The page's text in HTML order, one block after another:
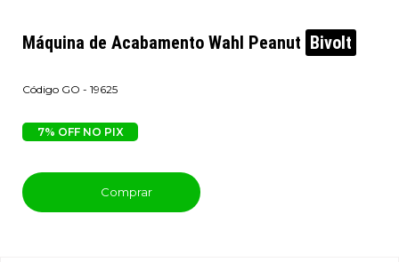
Máquina de Acabamento Wahl Peanut Bivolt
GO - 19625
7% OFF NO PIX
Comprar